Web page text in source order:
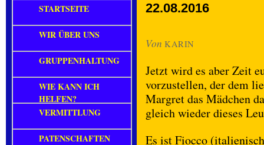
22.08.2016
Von KARIN
Jetzt wird es aber Zeit
vorzustellen, der dem
Margret das Mädchen
gleich wieder dieses
Es ist Fiocco (italienisch
STARTSEITE
WIR ÜBER UNS
GRUPPENHALTUNG
WIE KANN ICH
HELFEN?
VERMITTLUNG
PATENSCHAFTEN